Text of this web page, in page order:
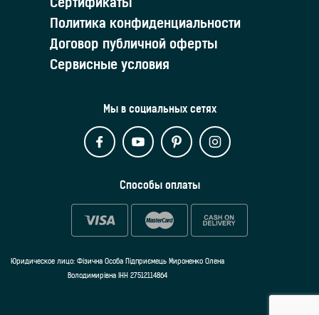
Сертификаты
Политика конфиденциальности
Договор публичной оферты
Сервисные условия
Мы в социальных сетях
Способы оплаты
Юридическое лицо: Фізична Особа Підприємець Мироненко Олена
Володимирівна ІНН 27512114864